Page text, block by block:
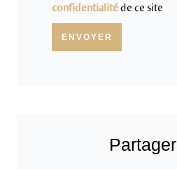
confidentialitéde ce site
ENVOYER
Partager